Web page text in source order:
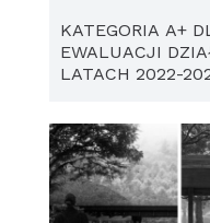
KATEGORIA A+
EWALUACJI
LATACH 2022-